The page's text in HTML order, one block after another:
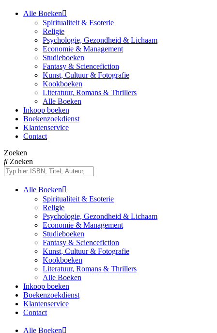
Alle Boeken
Spiritualiteit & Esoterie
Religie
Psychologie, Gezondheid & Lichaam
Economie & Management
Studieboeken
Fantasy & Sciencefiction
Kunst, Cultuur & Fotografie
Kookboeken
Literatuur, Romans & Thrillers
Alle Boeken
Inkoop boeken
Boekenzoekdienst
Klantenservice
Contact
Zoeken
Zoeken
Alle Boeken
Spiritualiteit & Esoterie
Religie
Psychologie, Gezondheid & Lichaam
Economie & Management
Studieboeken
Fantasy & Sciencefiction
Kunst, Cultuur & Fotografie
Kookboeken
Literatuur, Romans & Thrillers
Alle Boeken
Inkoop boeken
Boekenzoekdienst
Klantenservice
Contact
Alle Boeken